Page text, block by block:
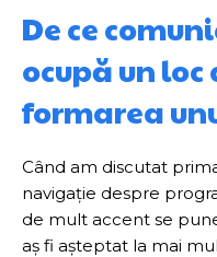
De ce
ocupă un
formarea
Când am discutat
navigație despre
de mult accent se
aș fi așteptat la mai